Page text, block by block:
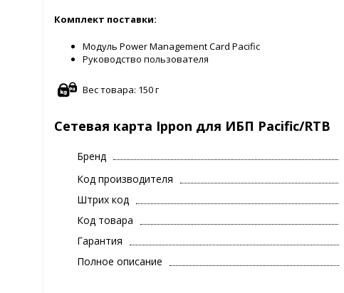
Комплект поставки:
Модуль Power Management Card Pacific
Руководство пользователя
Вес товара: 150 г
Сетевая карта Ippon для ИБП Pacific/RTB
Бренд
Код производителя
Штрих код
Код товара
Гарантия
Полное описание